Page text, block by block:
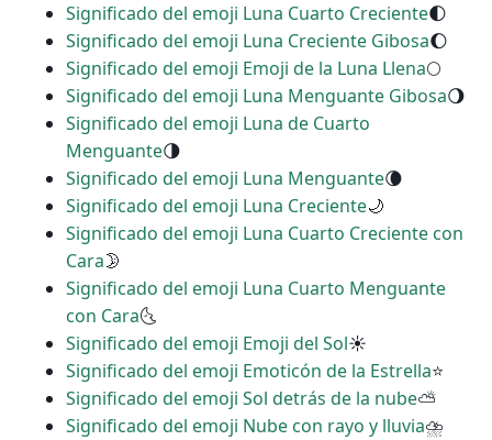
Significado del emoji Luna Cuarto Creciente🌓
Significado del emoji Luna Creciente Gibosa🌔
Significado del emoji Emoji de la Luna Llena🌕
Significado del emoji Luna Menguante Gibosa🌖
Significado del emoji Luna de Cuarto
Menguante🌗
Significado del emoji Luna Menguante🌘
Significado del emoji Luna Creciente🌙
Significado del emoji Luna Cuarto Creciente con
Cara🌛
Significado del emoji Luna Cuarto Menguante
con Cara🌜
Significado del emoji Emoji del Sol☀
Significado del emoji Emoticón de la Estrella⭐
Significado del emoji Sol detrás de la nube⛅
Significado del emoji Nube con rayo y lluvia⛈